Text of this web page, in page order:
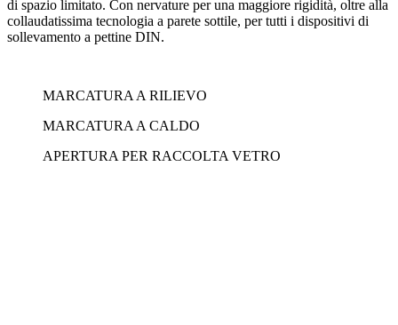
di spazio limitato. Con nervature per una maggiore rigidità, oltre alla
collaudatissima tecnologia a parete sottile, per tutti i dispositivi di
sollevamento a pettine DIN.
MARCATURA A RILIEVO
MARCATURA A CALDO
APERTURA PER RACCOLTA VETRO